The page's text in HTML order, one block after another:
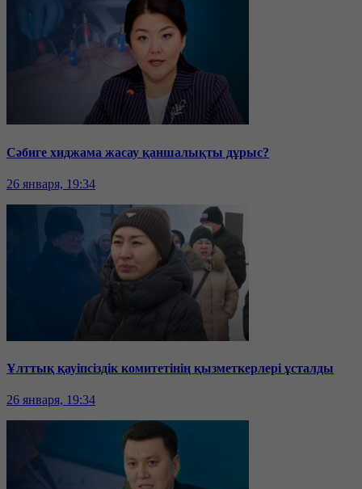
Сәбиге хиджама жасау қаншалықты дұрыс?
26 января, 19:34
Ұлттық қауіпсіздік комитетінің қызметкерлері ұсталды
26 января, 19:34